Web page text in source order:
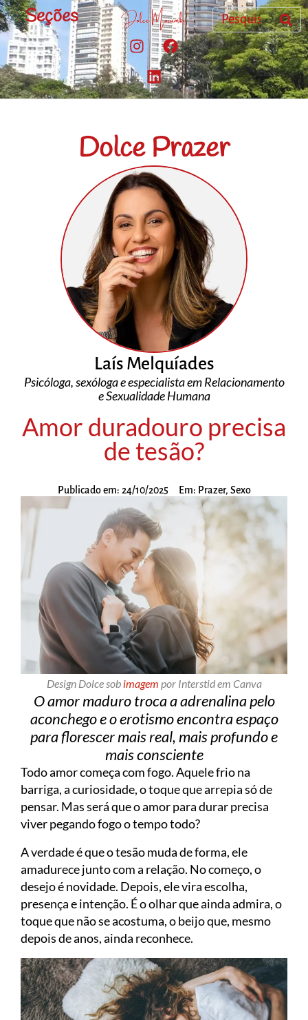
Seções
Dolce Prazer
Laís Melquíades
Psicóloga, sexóloga e especialista em Relacionamento
e Sexualidade Humana
Amor duradouro precisa
de tesão?
Publicado em: 24/10/2025 Em: Prazer, Sexo
Design Dolce sob imagem por Interstid em Canva
O amor maduro troca a adrenalina pelo
aconchego e o erotismo encontra espaço
para florescer mais real, mais profundo e
mais consciente
Todo amor começa com fogo. Aquele frio na
barriga, a curiosidade, o toque que arrepia só de
pensar. Mas será que o amor para durar precisa
viver pegando fogo o tempo todo?
A verdade é que o tesão muda de forma, ele
amadurece junto com a relação. No começo, o
desejo é novidade. Depois, ele vira escolha,
presença e intenção. É o olhar que ainda admira, o
toque que não se acostuma, o beijo que, mesmo
depois de anos, ainda reconhece.